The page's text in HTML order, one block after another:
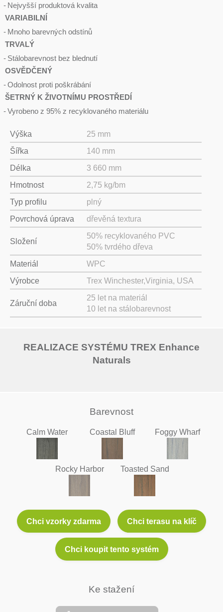
Nejvyšší produktová kvalita
VARIABILNÍ
Mnoho barevných odstínů
TRVALÝ
Stálobarevnost bez blednutí
OSVĚDČENÝ
Odolnost proti poškrábání
ŠETRNÝ K ŽIVOTNÍMU PROSTŘEDÍ
Vyrobeno z 95% z recyklovaného materiálu
Výška
25 mm
Šířka
140 mm
Délka
3 660 mm
Hmotnost
2,75 kg/bm
Typ profilu
plný
Povrchová úprava
dřevěná textura
Složení
50% recyklovaného PVC
50% tvrdého dřeva
Materiál
WPC
Výrobce
Trex Winchester,Virginia, USA
Záruční doba
25 let na materiál
10 let na stálobarevnost
REALIZACE SYSTÉMU TREX Enhance
Naturals
Barevnost
Calm Water Coastal Bluff Foggy Wharf
Rocky Harbor Toasted Sand
Chci vzorky zdarma Chci terasu na klíč
Chci koupit tento systém
Ke stažení